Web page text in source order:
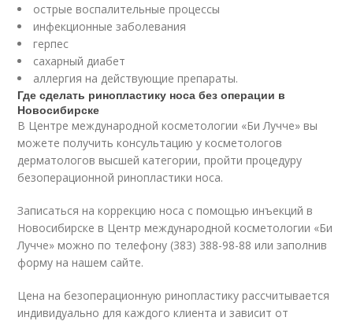
острые воспалительные процессы
инфекционные заболевания
герпес
сахарный диабет
аллергия на действующие препараты.
Где сделать ринопластику носа без операции в
Новосибирске
В Центре международной косметологии «Би Лучче» вы
можете получить консультацию у косметологов
дерматологов высшей категории, пройти процедуру
безоперационной ринопластики носа.
Записаться на коррекцию носа с помощью инъекций в
Новосибирске в Центр международной косметологии «Би
Лучче» можно по телефону (383) 388-98-88 или заполнив
форму на нашем сайте.
Цена на безоперационную ринопластику рассчитывается
индивидуально для каждого клиента и зависит от